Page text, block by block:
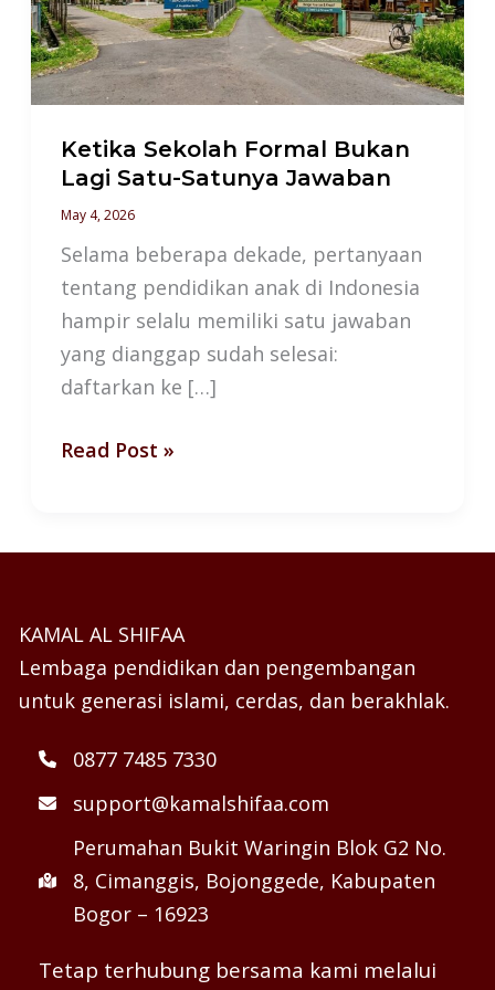
Ketika Sekolah Formal Bukan
Lagi Satu-Satunya Jawaban
May 4, 2026
Selama beberapa dekade, pertanyaan
tentang pendidikan anak di Indonesia
hampir selalu memiliki satu jawaban
yang dianggap sudah selesai:
daftarkan ke […]
Lagi
Satu-
Satunya
Jawaban
Read Post »
KAMAL AL SHIFAA
Lembaga pendidikan dan pengembangan
untuk generasi islami, cerdas, dan berakhlak.
0877 7485 7330
support@kamalshifaa.com
Perumahan Bukit Waringin Blok G2 No.
8, Cimanggis, Bojonggede, Kabupaten
Bogor – 16923
Tetap terhubung bersama kami melalui